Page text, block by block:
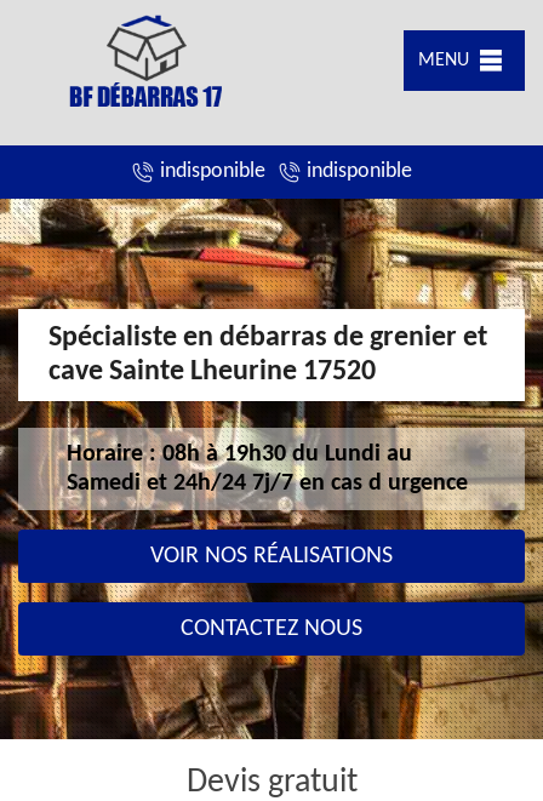
MENU
indisponible indisponible
Spécialiste en débarras de grenier et
cave Sainte Lheurine 17520
Horaire : 08h à 19h30 du Lundi au
Samedi et 24h/24 7j/7 en cas d urgence
VOIR NOS RÉALISATIONS
CONTACTEZ NOUS
Devis gratuit